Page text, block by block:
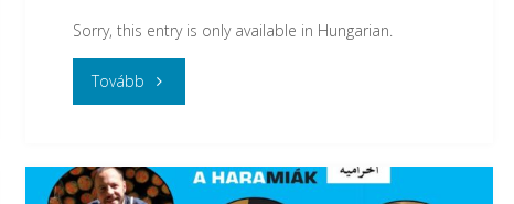
Sorry, this entry is only available in Hungarian.
Tovább"
Tanszékünk